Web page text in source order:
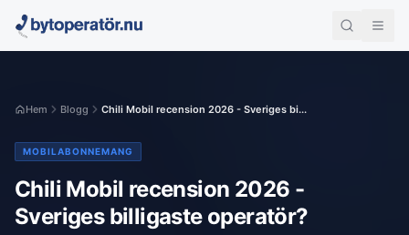
Hem Blogg Chili Mobil recension 2026 - Sveriges bi...
MOBILABONNEMANG
Chili Mobil recension 2026 -
Sveriges billigaste operatör?